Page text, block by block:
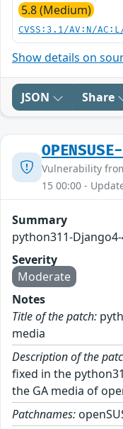
5.8 (Medium)
CVSS:3.1/AV:N/
Show details on
JSON Share
Vulnerability
15 00:00 -
Summary
python311-
Severity
Moderate
Notes
Title of the patch:
media
Description of the
fixed in the
the GA media of
Patchnames: